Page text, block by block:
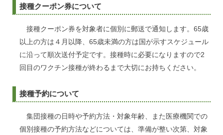
接種クーポン券について
接種クーポン券を対象者に個別に郵送で通知します。65歳
以上の方は４月以降、65歳未満の方は国が示すスケジュール
に沿って順次送付予定です。接種時に必要になりますので2
回目のワクチン接種が終わるまで大切にお持ちください。
接種予約について
集団接種の日時や予約方法・対象年齢、また医療機関での
個別接種の予約方法などについては、準備が整い次第、対象